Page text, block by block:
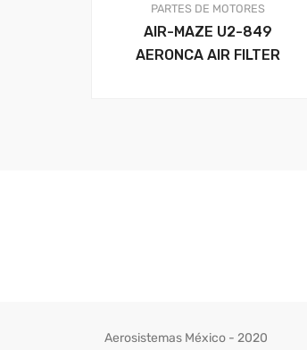
PARTES DE MOTORES
AIR-MAZE U2-849
AERONCA AIR FILTER
Aerosistemas México - 2020